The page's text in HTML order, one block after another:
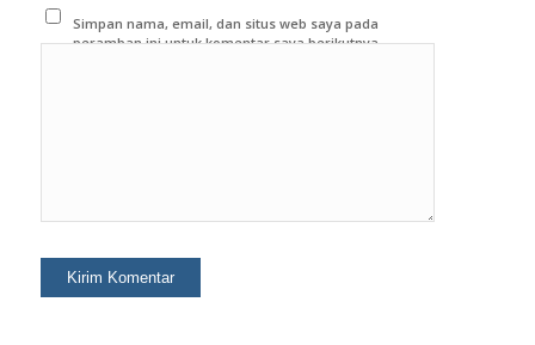
Simpan nama, email, dan situs web saya pada
peramban ini untuk komentar saya berikutnya.